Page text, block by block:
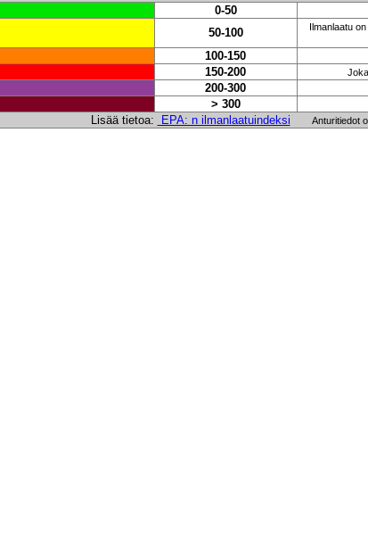
0-50
50-100
Ilmanlaatu
100-150
150-200
200-300
> 300
Lisää tietoa: EPA: n ilmanlaatuindeksi Anturitiedot